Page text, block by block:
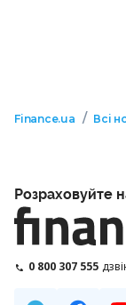
Finance.ua / Всі
Розраховуйте
0 800 307 555